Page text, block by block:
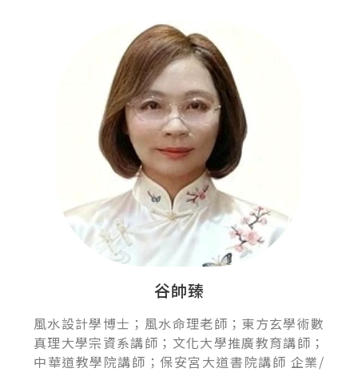
谷帥臻
風水設計學博士；風水命理老師；東方玄學術數
真理大學宗資系講師；文化大學推廣教育講師；
中華道教學院講師；保安宮大道書院講師 企業/